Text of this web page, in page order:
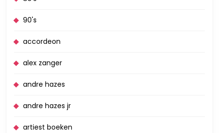
90's
accordeon
alex zanger
andre hazes
andre hazes jr
artiest boeken